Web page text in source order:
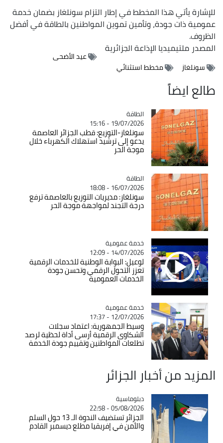
للإشارة يأتي هذا المخطط في إطار التزام سونلغاز بضمان خدمة
عمومية ذات جودة، وتأمين تموين المواطنين بالطاقة في أفضل
الظروف.
المصدرملتيميديا الإذاعة الجزائرية
عيد الأضحى
سونلغاز
مخطط استثنائي
طالع ايضاً
Catégorie
الطاقة
19/07/2026 - 15:16
سونلغاز-التوزيع: قطب الجزائر العاصمة
يدعو إلى ترشيد استهلاك الكهرباء خلال
موجة الحر
Catégorie
الطاقة
16/07/2026 - 18:08
سونلغاز: مديريات التوزيع بالعاصمة ترفع
درجة التجند لمواجهة موجة الحر
Catégorie
خدمة عمومية
14/07/2026 - 12:09
لوعيل: البوابة الوطنية للخدمات الرقمية
تعزز التحول الرقمي وتحسن جودة
الخدمات العمومية
Catégorie
خدمة عمومية
12/07/2026 - 17:37
وسيط الجمهورية: اعتماد سجلات
الشكاوى الرقمية أرسى أداة لحظية لرصد
تطلعات المواطنين وتقييم جودة الخدمة
المزيد من أخبار الجزائر
Catégorie
دبلوماسية
05/08/2026 - 22:58
الجزائر تستضيف الندوة الـ 13 حول السلم
والأمن في إفريقيا مطلع ديسمبر القادم